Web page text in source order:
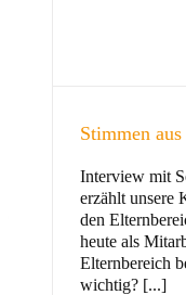
und
Stimmen
Interview mit
erzählt unsere
den
heute als
Elternbereich
wichtig? [...]